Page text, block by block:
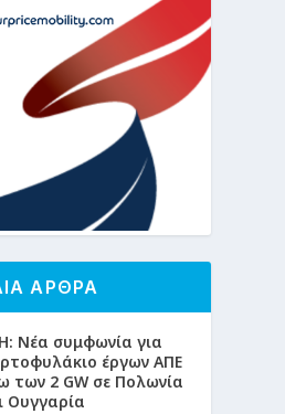
ΑΡΘΡΑ
Νέα συμφωνία για
έργων ΑΠΕ
των 2 GW σε Πολωνία
Ουγγαρία